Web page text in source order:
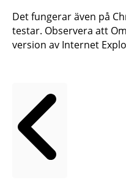
Det fungerar även på
testar. Observera att
version av Internet